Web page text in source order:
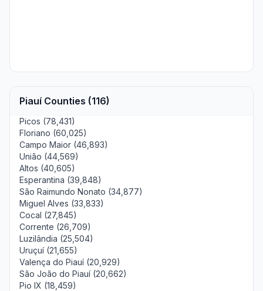
Piauí Counties (116)
Picos (78,431)
Floriano (60,025)
Campo Maior (46,893)
União (44,569)
Altos (40,605)
Esperantina (39,848)
São Raimundo Nonato (34,877)
Miguel Alves (33,833)
Cocal (27,845)
Corrente (26,709)
Luzilândia (25,504)
Uruçuí (21,655)
Valença do Piauí (20,929)
São João do Piauí (20,662)
Pio IX (18,459)